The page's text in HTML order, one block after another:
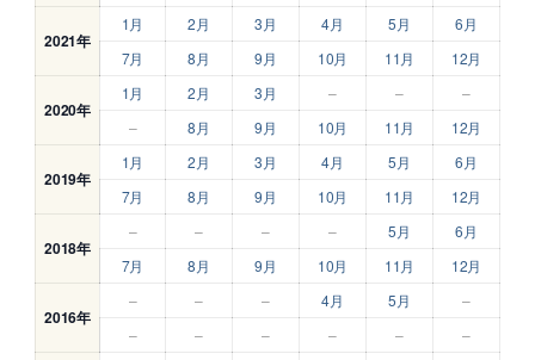
2021年
1月 2月 3月 4月 5月
6月
7月
8月 9月 10月 11月 12月
2020年
1月 2月 3月 – –
–
–
8月 9月 10月 11月 12月
2019年
1月 2月 3月 4月 5月
6月
7月
8月 9月 10月 11月 12月
2018年
– – – – 5月
6月
7月
8月 9月 10月 11月 12月
2016年
– – – 4月 5月
–
–
– – – – –